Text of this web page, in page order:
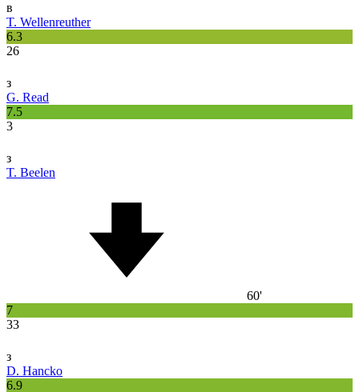
в
T. Wellenreuther
6.3
26
з
G. Read
7.5
3
з
T. Beelen
60'
7
33
з
D. Hancko
6.9